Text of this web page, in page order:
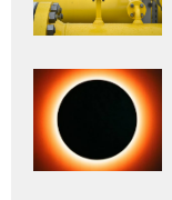
subtitlu
Adaugă
aici textul
pentru
subtitlu